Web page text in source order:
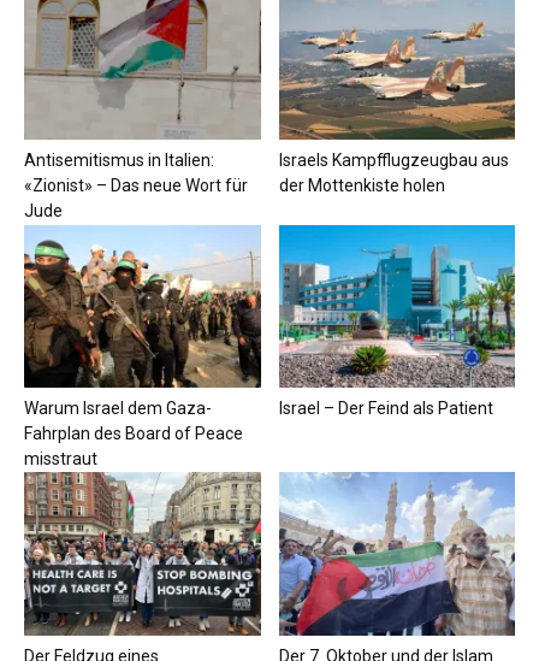
Antisemitismus in Italien:
«Zionist» – Das neue Wort für
Jude
Israels Kampfflugzeugbau aus
der Mottenkiste holen
Warum Israel dem Gaza-
Fahrplan des Board of Peace
misstraut
Israel – Der Feind als Patient
Der Feldzug eines
Der 7. Oktober und der Islam